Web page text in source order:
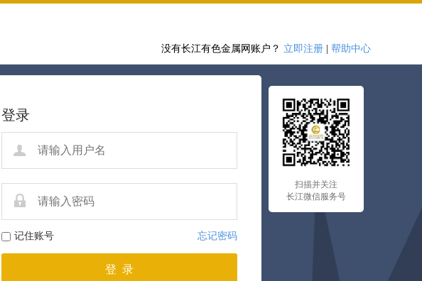
没有长江有色金属网账户？ 立即注册 帮助中心
扫描并关注
长江微信服务号
登录
记住账号 忘记密码
登 录